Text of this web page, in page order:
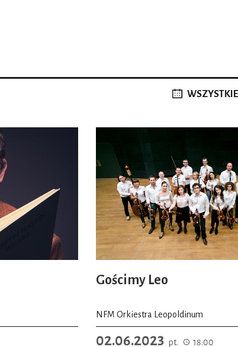
Gościmy Leo
NFM Orkiestra Leopoldinum
02.06.2023 pt.
18:00